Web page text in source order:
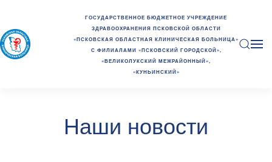
ГОСУДАРСТВЕННОЕ БЮДЖЕТНОЕ УЧРЕЖДЕНИЕ
ЗДРАВООХРАНЕНИЯ ПСКОВСКОЙ ОБЛАСТИ
«ПСКОВСКАЯ ОБЛАСТНАЯ КЛИНИЧЕСКАЯ БОЛЬНИЦА»
С ФИЛИАЛАМИ «ПСКОВСКИЙ ГОРОДСКОЙ»,
«ВЕЛИКОЛУКСКИЙ МЕЖРАЙОННЫЙ»,
«КУНЬИНСКИЙ»
Наши новости